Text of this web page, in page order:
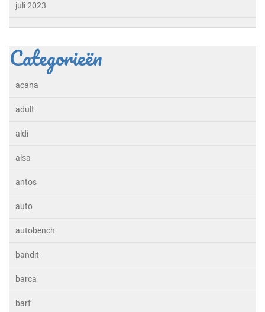
juli 2023
Categorieën
acana
adult
aldi
alsa
antos
auto
autobench
bandit
barca
barf